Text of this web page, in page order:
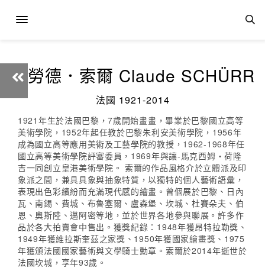
克勞德．索爾 Claude SCHÜRR
法國 1921-2014
1921年生於法國巴黎，7歲開始畫畫，畢業於巴黎國立高等
美術學院，1952年起任教於巴黎朱利安美術學院，1956年
成為國立高等應用美術及工藝學院的教授，1962-1968年任
國立高等美術學院評審委員，1969年與讓-馬克西姆‧荷隆
吉一同創立皇港美術學院。 索爾的作品風格介於立體派及印
象派之間，兼具具象與抽象特質，以獨特的個人藝術語彙，
表現出色彩繽紛而充滿現代感的繪畫。曾個展於巴黎、日內
瓦、南錫、費城、布魯塞爾、盧森堡、坎城、杜賽朵夫、伯
恩、奧斯陸、邁阿密等地，並於世界各地參與聯展。許多作
品於各大拍賣會中售出。獲獎紀錄：1948年獲昂特拉勒獎、
1949年獲維拉斯奎茲之家獎、1950年獲國家繪畫獎、1975
年獲頒法國國家藝術與文學騎士勳章。索爾於2014年逝世於
法國坎城，享年93歲。